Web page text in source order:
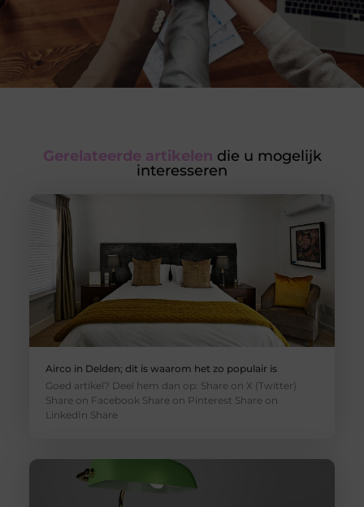
Gerelateerde artikelen die u mogelijk
interesseren
Airco in Delden; dit is waarom het zo populair is
Goed artikel? Deel hem dan op: Share on X (Twitter)
Share on Facebook Share on Pinterest Share on
LinkedIn Share